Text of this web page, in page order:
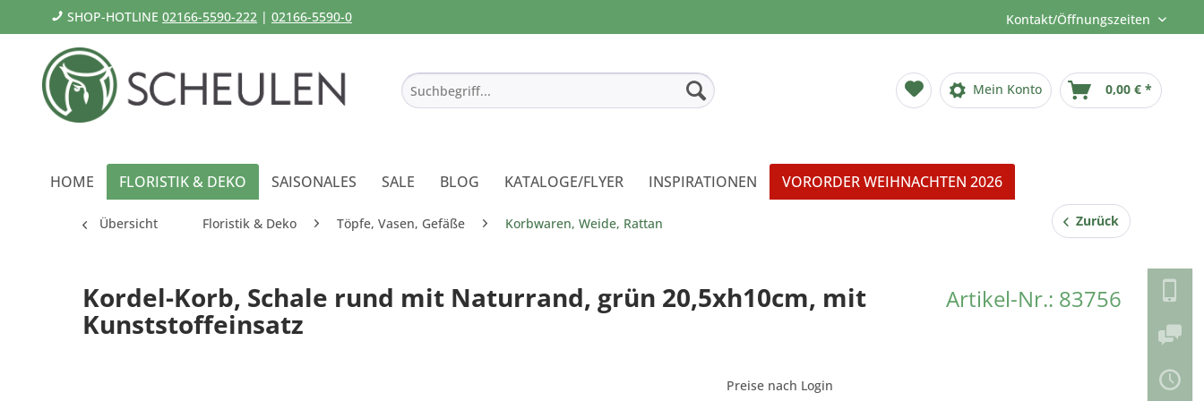
SHOP-HOTLINE 02166-5590-222 | 02166-5590-0 Kontakt/Öffnungszeiten
Mein Konto 0,00 € *
HOME FLORISTIK & DEKO SAISONALES SALE BLOG KATALOGE/FLYER INSPIRATIONEN VORORDER WEIHNACHTEN 2026
Übersicht Floristik & Deko Töpfe, Vasen, Gefäße Korbwaren, Weide, Rattan Zurück
Artikel-Nr.: 83756
Kordel-Korb, Schale rund mit Naturrand, grün 20,5xh10cm, mit
Kunststoffeinsatz
Preise nach Login